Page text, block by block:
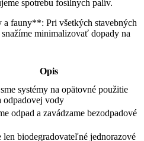
spotrebu fosílnych palív.
‍fauny**: Pri všetkých stavebných
minimalizovať dopady na
Opis
systémy na opätovné použitie
‌odpadovej vody
odpad a zavádzame bezodpadové
len biodegradovateľné jednorazové